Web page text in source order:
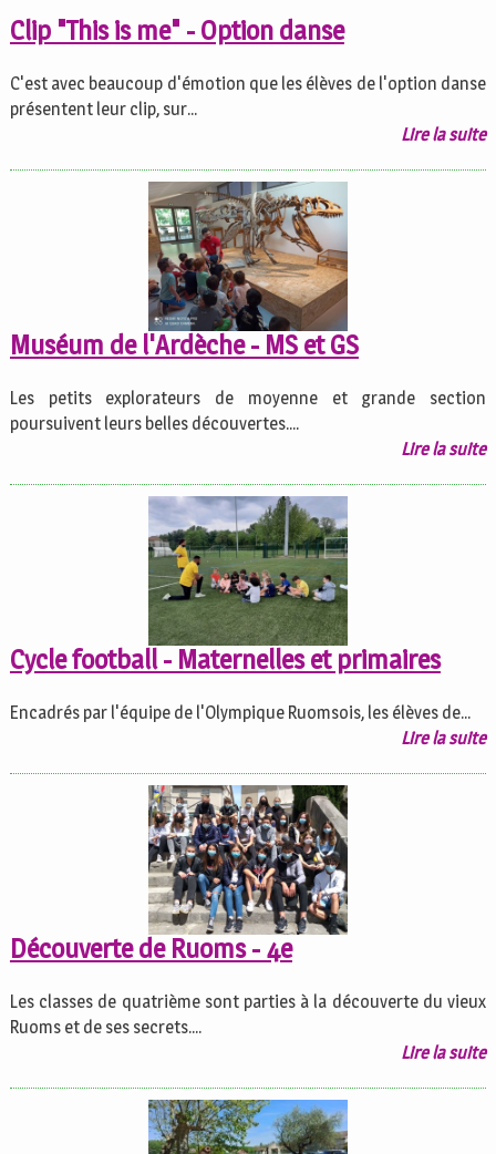
Clip "This is me" - Option danse
C'est avec beaucoup d'émotion que les élèves de l'option danse
présentent leur clip, sur...
Lire la suite
Muséum de l'Ardèche - MS et GS
Les petits explorateurs de moyenne et grande section
poursuivent leurs belles découvertes....
Lire la suite
Cycle football - Maternelles et primaires
Encadrés par l'équipe de l'Olympique Ruomsois, les élèves de...
Lire la suite
Découverte de Ruoms - 4e
Les classes de quatrième sont parties à la découverte du vieux
Ruoms et de ses secrets....
Lire la suite